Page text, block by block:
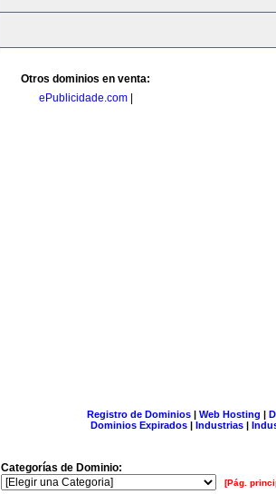
Otros dominios en venta:
ePublicidade.com|
Registro de Dominios| Web Hosting |
Dominios Expirados | Industrias |
Categorías de Dominio:
[Pág.